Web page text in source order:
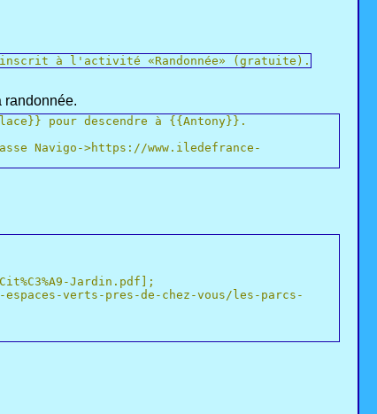
à l'activité «Randonnée» (gratuite).
randonnée.
pour descendre à {{Antony}}.
Navigo->https://www.iledefrance-
Jardin.pdf];
verts-pres-de-chez-vous/les-parcs-